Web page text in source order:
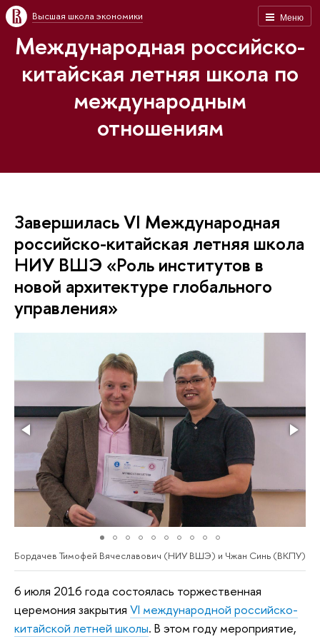
Меню
Высшая школа экономики
Международная российско-
китайская летняя школа по
международным
отношениям
Завершилась VI Международная
российско-китайская летняя школа
НИУ ВШЭ «Роль институтов в
новой архитектуре глобального
управления»
Бордачев Тимофей Вячеславович (НИУ ВШЭ) и Чжан Синь (ВКПУ)
6 июля 2016 года состоялась торжественная
церемония закрытия VI международной российско-
китайской летней школы. В этом году мероприятие,